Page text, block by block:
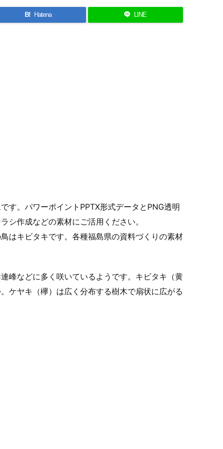
B! Hatena LINE
す。パワーポイントPPTX形式データとPNG透明
シ作成などの素材にご活用ください。
はキビタキです。各種福島県の資料づくりの素材
峰などに多く咲いているようです。キビタキ（黄
ケヤキ（欅）は広く分布する樹木で扇状に広がる